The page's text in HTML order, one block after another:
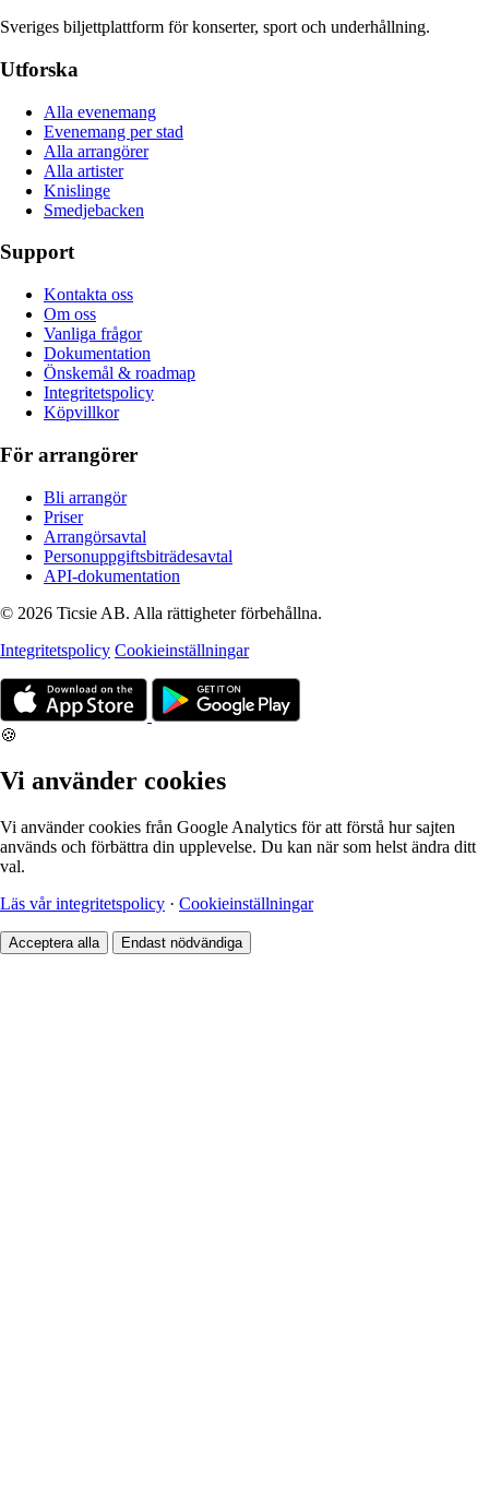
Sveriges biljettplattform för konserter, sport och underhållning.
Utforska
Alla evenemang
Evenemang per stad
Alla arrangörer
Alla artister
Knislinge
Smedjebacken
Support
Kontakta oss
Om oss
Vanliga frågor
Dokumentation
Önskemål & roadmap
Integritetspolicy
Köpvillkor
För arrangörer
Bli arrangör
Priser
Arrangörsavtal
Personuppgiftsbiträdesavtal
API-dokumentation
© 2026 Ticsie AB. Alla rättigheter förbehållna.
Integritetspolicy Cookieinställningar
🍪
Vi använder cookies
Vi använder cookies från Google Analytics för att förstå hur sajten
används och förbättra din upplevelse. Du kan när som helst ändra ditt
val.
Läs vår integritetspolicy · Cookieinställningar
Acceptera alla Endast nödvändiga